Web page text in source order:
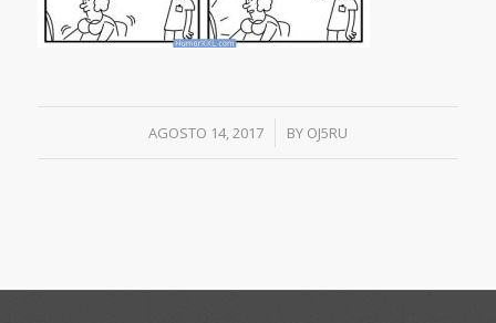
AGOSTO 14, 2017
/ BY OJ5RU